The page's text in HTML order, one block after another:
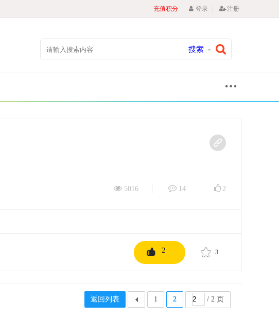
充值积分 登录 | 注册
搜索
5016 14 2
3
2
1 2 / 2 页
返回列表